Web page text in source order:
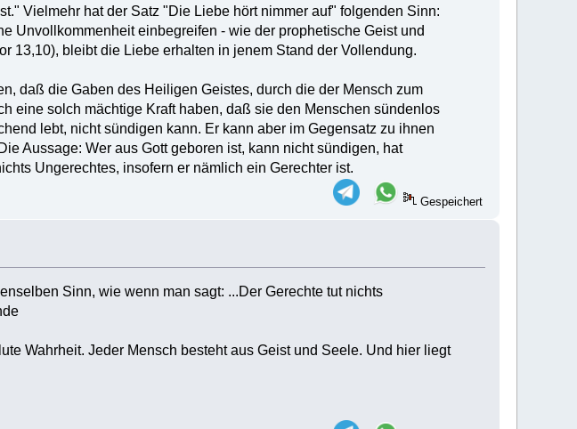
Vielmehr hat der Satz "Die Liebe hört nimmer auf" folgenden Sinn:
Unvollkommenheit einbegreifen - wie der prophetische Geist und
13,10), bleibt die Liebe erhalten in jenem Stand der Vollendung.
daß die Gaben des Heiligen Geistes, durch die der Mensch zum
eine solch mächtige Kraft haben, daß sie den Menschen sündenlos
lebt, nicht sündigen kann. Er kann aber im Gegensatz zu ihnen
Aussage: Wer aus Gott geboren ist, kann nicht sündigen, hat
Ungerechtes, insofern er nämlich ein Gerechter ist.
Gespeichert
Sinn, wie wenn man sagt: ...Der Gerechte tut nichts
Wahrheit. Jeder Mensch besteht aus Geist und Seele. Und hier liegt